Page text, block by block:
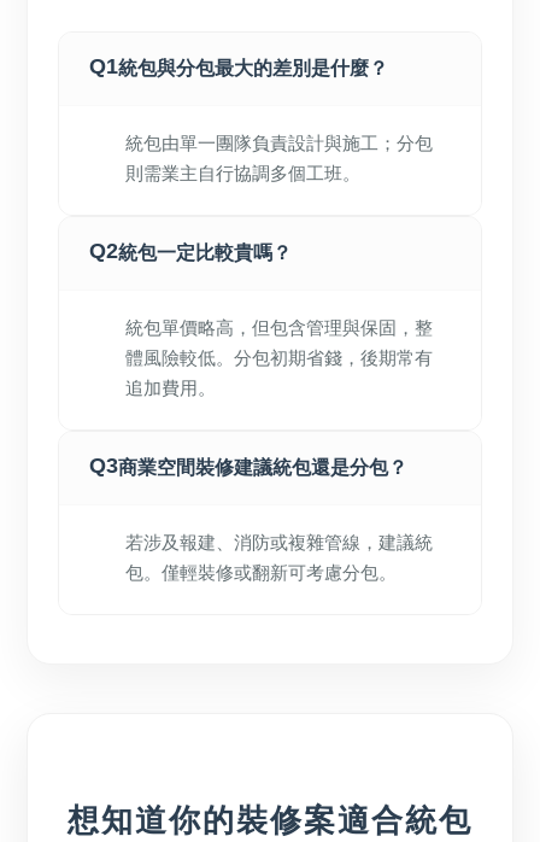
Q1統包與分包最大的差別是什麼？
統包由單一團隊負責設計與施工；分包
則需業主自行協調多個工班。
Q2統包一定比較貴嗎？
統包單價略高，但包含管理與保固，整
體風險較低。分包初期省錢，後期常有
追加費用。
Q3商業空間裝修建議統包還是分包？
若涉及報建、消防或複雜管線，建議統
包。僅輕裝修或翻新可考慮分包。
想知道你的裝修案適合統包